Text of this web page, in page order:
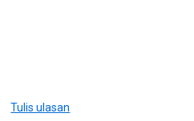
Tulis ulasan